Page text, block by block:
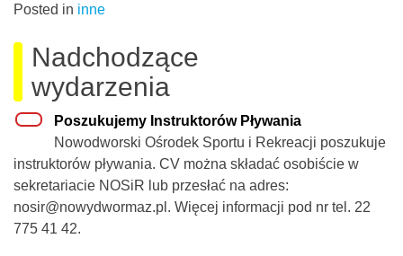
Posted in inne
Nadchodzące
wydarzenia
Poszukujemy Instruktorów Pływania
Nowodworski Ośrodek Sportu i Rekreacji poszukuje
instruktorów pływania. CV można składać osobiście w
sekretariacie NOSiR lub przesłać na adres:
nosir@nowydwormaz.pl. Więcej informacji pod nr tel. 22
775 41 42.